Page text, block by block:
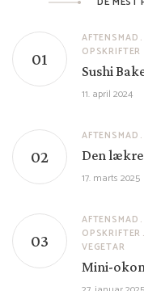
AFTENSMAD
OPSKRIFTER
Sushi
11. april 2024
AFTENSMAD
Den
17. marts 2025
AFTENSMAD
OPSKRIFTER
VEGETAR
Mini-